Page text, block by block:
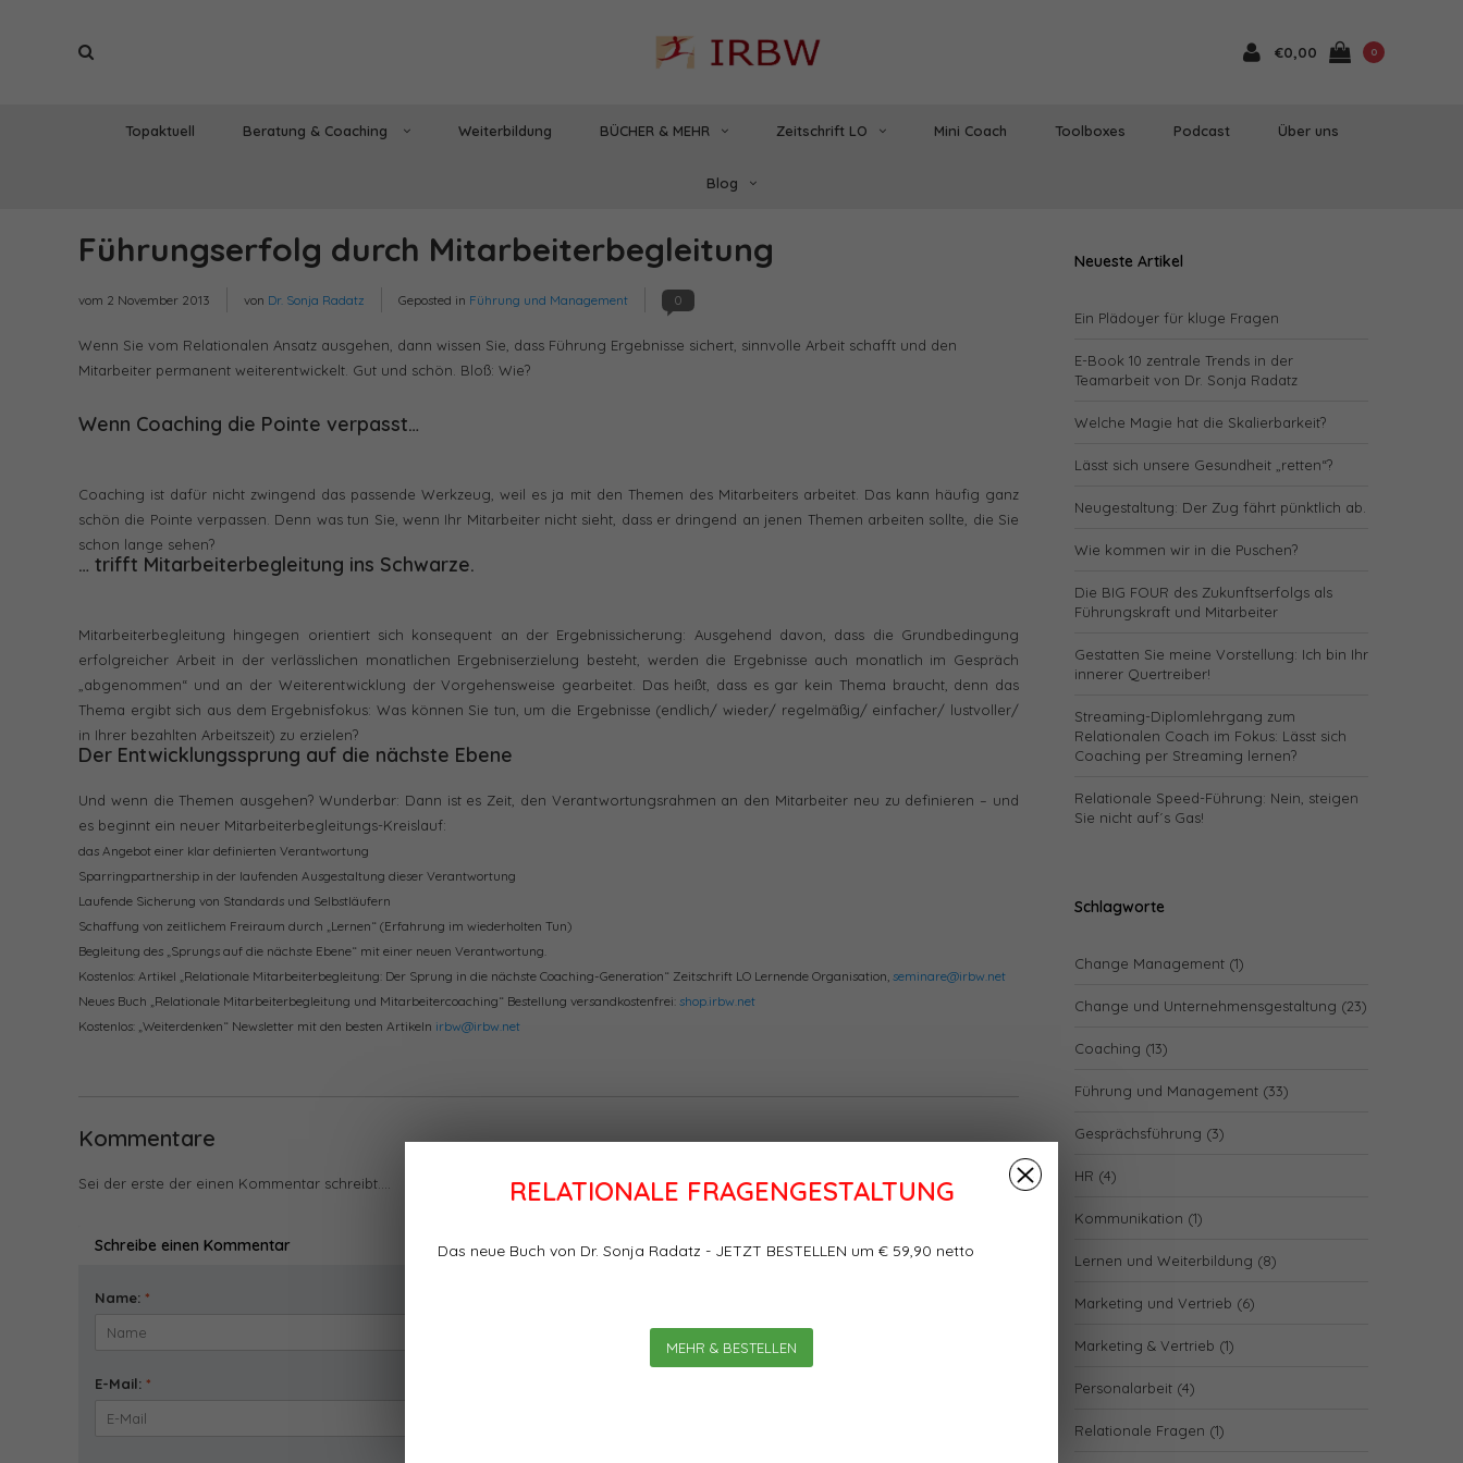
RELATIONALE FRAGENGESTALTUNG
Das neue Buch von Dr. Sonja Radatz - JETZT BESTELLEN um € 59,90 netto
MEHR & BESTELLEN
€0,00 0
Topaktuell Beratung & Coaching Weiterbildung BÜCHER & MEHR Zeitschrift LO Mini Coach Toolboxes Podcast Über uns
Blog
Führungserfolg durch Mitarbeiterbegleitung
vom 2 November 2013 von Dr. Sonja Radatz Geposted in Führung und Management 0
Wenn Sie vom Relationalen Ansatz ausgehen, dann wissen Sie, dass Führung Ergebnisse sichert, sinnvolle Arbeit schafft und den
Mitarbeiter permanent weiterentwickelt. Gut und schön. Bloß: Wie?
Wenn Coaching die Pointe verpasst…
Coaching ist dafür nicht zwingend das passende Werkzeug, weil es ja mit den Themen des Mitarbeiters arbeitet. Das kann häufig ganz
schön die Pointe verpassen. Denn was tun Sie, wenn Ihr Mitarbeiter nicht sieht, dass er dringend an jenen Themen arbeiten sollte, die Sie
schon lange sehen?
… trifft Mitarbeiterbegleitung ins Schwarze.
Mitarbeiterbegleitung hingegen orientiert sich konsequent an der Ergebnissicherung: Ausgehend davon, dass die Grundbedingung
erfolgreicher Arbeit in der verlässlichen monatlichen Ergebniserzielung besteht, werden die Ergebnisse auch monatlich im Gespräch
„abgenommen“ und an der Weiterentwicklung der Vorgehensweise gearbeitet. Das heißt, dass es gar kein Thema braucht, denn das
Thema ergibt sich aus dem Ergebnisfokus: Was können Sie tun, um die Ergebnisse (endlich/ wieder/ regelmäßig/ einfacher/ lustvoller/
in Ihrer bezahlten Arbeitszeit) zu erzielen?
Der Entwicklungssprung auf die nächste Ebene
Und wenn die Themen ausgehen? Wunderbar: Dann ist es Zeit, den Verantwortungsrahmen an den Mitarbeiter neu zu definieren – und
es beginnt ein neuer Mitarbeiterbegleitungs-Kreislauf:
das Angebot einer klar definierten Verantwortung
Sparringpartnership in der laufenden Ausgestaltung dieser Verantwortung
Laufende Sicherung von Standards und Selbstläufern
Schaffung von zeitlichem Freiraum durch „Lernen“ (Erfahrung im wiederholten Tun)
Begleitung des „Sprungs auf die nächste Ebene“ mit einer neuen Verantwortung.
Kostenlos: Artikel „Relationale Mitarbeiterbegleitung: Der Sprung in die nächste Coaching-Generation“ Zeitschrift LO Lernende Organisation, seminare@irbw.net
Neues Buch „Relationale Mitarbeiterbegleitung und Mitarbeitercoaching“ Bestellung versandkostenfrei: shop.irbw.net
Kostenlos: „Weiterdenken“ Newsletter mit den besten Artikeln irbw@irbw.net
Kommentare
Sei der erste der einen Kommentar schreibt....
Schreibe einen Kommentar
Name: *
E-Mail: *
Neueste Artikel
Ein Plädoyer für kluge Fragen
E-Book 10 zentrale Trends in der
Teamarbeit von Dr. Sonja Radatz
Welche Magie hat die Skalierbarkeit?
Lässt sich unsere Gesundheit „retten“?
Neugestaltung: Der Zug fährt pünktlich ab.
Wie kommen wir in die Puschen?
Die BIG FOUR des Zukunftserfolgs als
Führungskraft und Mitarbeiter
Gestatten Sie meine Vorstellung: Ich bin Ihr
innerer Quertreiber!
Streaming-Diplomlehrgang zum
Relationalen Coach im Fokus: Lässt sich
Coaching per Streaming lernen?
Relationale Speed-Führung: Nein, steigen
Sie nicht auf´s Gas!
Schlagworte
Change Management (1)
Change und Unternehmensgestaltung (23)
Coaching (13)
Führung und Management (33)
Gesprächsführung (3)
HR (4)
Kommunikation (1)
Lernen und Weiterbildung (8)
Marketing und Vertrieb (6)
Marketing & Vertrieb (1)
Personalarbeit (4)
Relationale Fragen (1)